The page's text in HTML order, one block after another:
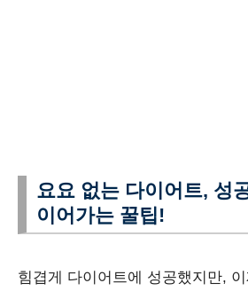
요요 없는 다이어트, 성
이어가는 꿀팁!
힘겹게 다이어트에 성공했지만,